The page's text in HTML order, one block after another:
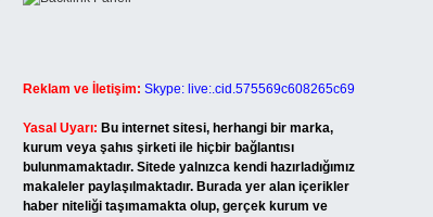
Reklam ve İletişim: Skype: live:.cid.575569c608265c69
Yasal Uyarı: Bu internet sitesi, herhangi bir marka,
kurum veya şahıs şirketi ile hiçbir bağlantısı
bulunmamaktadır. Sitede yalnızca kendi hazırladığımız
makaleler paylaşılmaktadır. Burada yer alan içerikler
haber niteliği taşımamakta olup, gerçek kurum ve